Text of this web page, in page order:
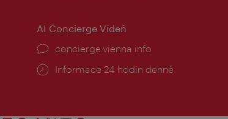
AI Concierge Vídeň
concierge.vienna.info
Informace 24 hodin denně